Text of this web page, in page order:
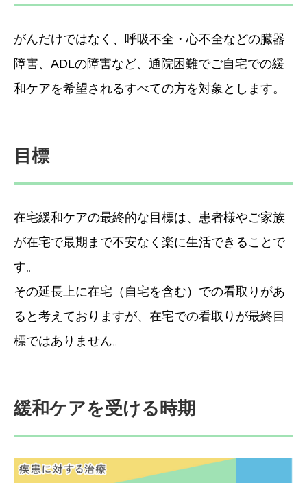
がんだけではなく、呼吸不全・心不全などの臓器
障害、ADLの障害など、通院困難でご自宅での緩
和ケアを希望されるすべての方を対象とします。
目標
在宅緩和ケアの最終的な目標は、患者様やご家族
が在宅で最期まで不安なく楽に生活できることで
す。
その延長上に在宅（自宅を含む）での看取りがあ
ると考えておりますが、在宅での看取りが最終目
標ではありません。
緩和ケアを受ける時期